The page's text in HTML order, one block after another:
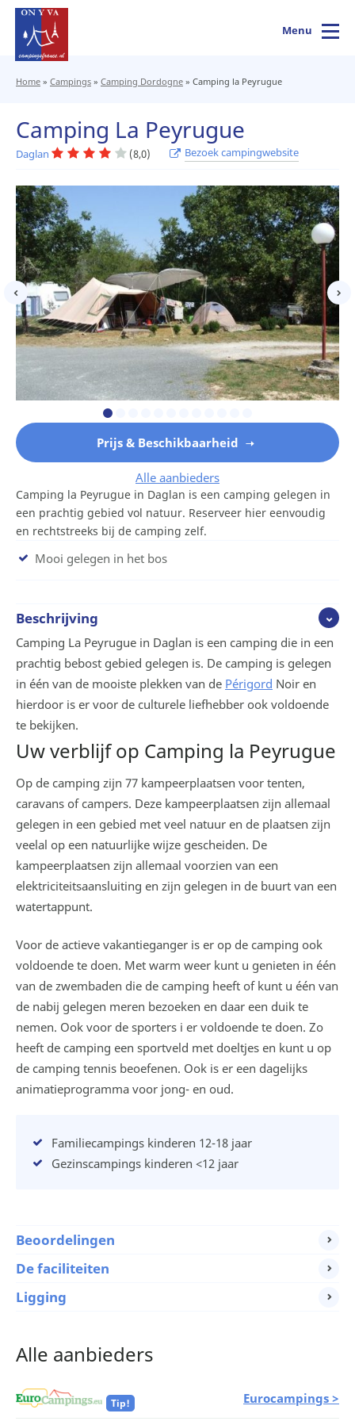
Menu
Home » Campings » Camping Dordogne » Camping la Peyrugue
Camping La Peyrugue
Daglan (8,0) Bezoek campingwebsite
Prijs & Beschikbaarheid
Alle aanbieders
Camping la Peyrugue in Daglan is een camping gelegen in
een prachtig gebied vol natuur. Reserveer hier eenvoudig
en rechtstreeks bij de camping zelf.
Mooi gelegen in het bos
Beschrijving
Camping La Peyrugue in Daglan is een camping die in een
prachtig bebost gebied gelegen is. De camping is gelegen
in één van de mooiste plekken van de Périgord Noir en
hierdoor is er voor de culturele liefhebber ook voldoende
te bekijken.
Uw verblijf op Camping la Peyrugue
Op de camping zijn 77 kampeerplaatsen voor tenten,
caravans of campers. Deze kampeerplaatsen zijn allemaal
gelegen in een gebied met veel natuur en de plaatsen zijn
veelal op een natuurlijke wijze gescheiden. De
kampeerplaatsen zijn allemaal voorzien van een
elektriciteitsaansluiting en zijn gelegen in de buurt van een
watertappunt.
Voor de actieve vakantieganger is er op de camping ook
voldoende te doen. Met warm weer kunt u genieten in één
van de zwembaden die de camping heeft of kunt u één van
de nabij gelegen meren bezoeken en daar een duik te
nemen. Ook voor de sporters i er voldoende te doen. Zo
heeft de camping een sportveld met doeltjes en kunt u op
de camping tennis beoefenen. Ook is er een dagelijks
animatieprogramma voor jong- en oud.
Familiecampings kinderen 12-18 jaar
Gezinscampings kinderen <12 jaar
Beoordelingen
De faciliteiten
Ligging
Alle aanbieders
Tip! Eurocampings >